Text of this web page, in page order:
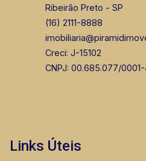
CORRETOR
Ribeirão Preto - SP
(16) 2111-8888
Creci: J-15102
CNPJ: 00.685.077/
Links Úteis